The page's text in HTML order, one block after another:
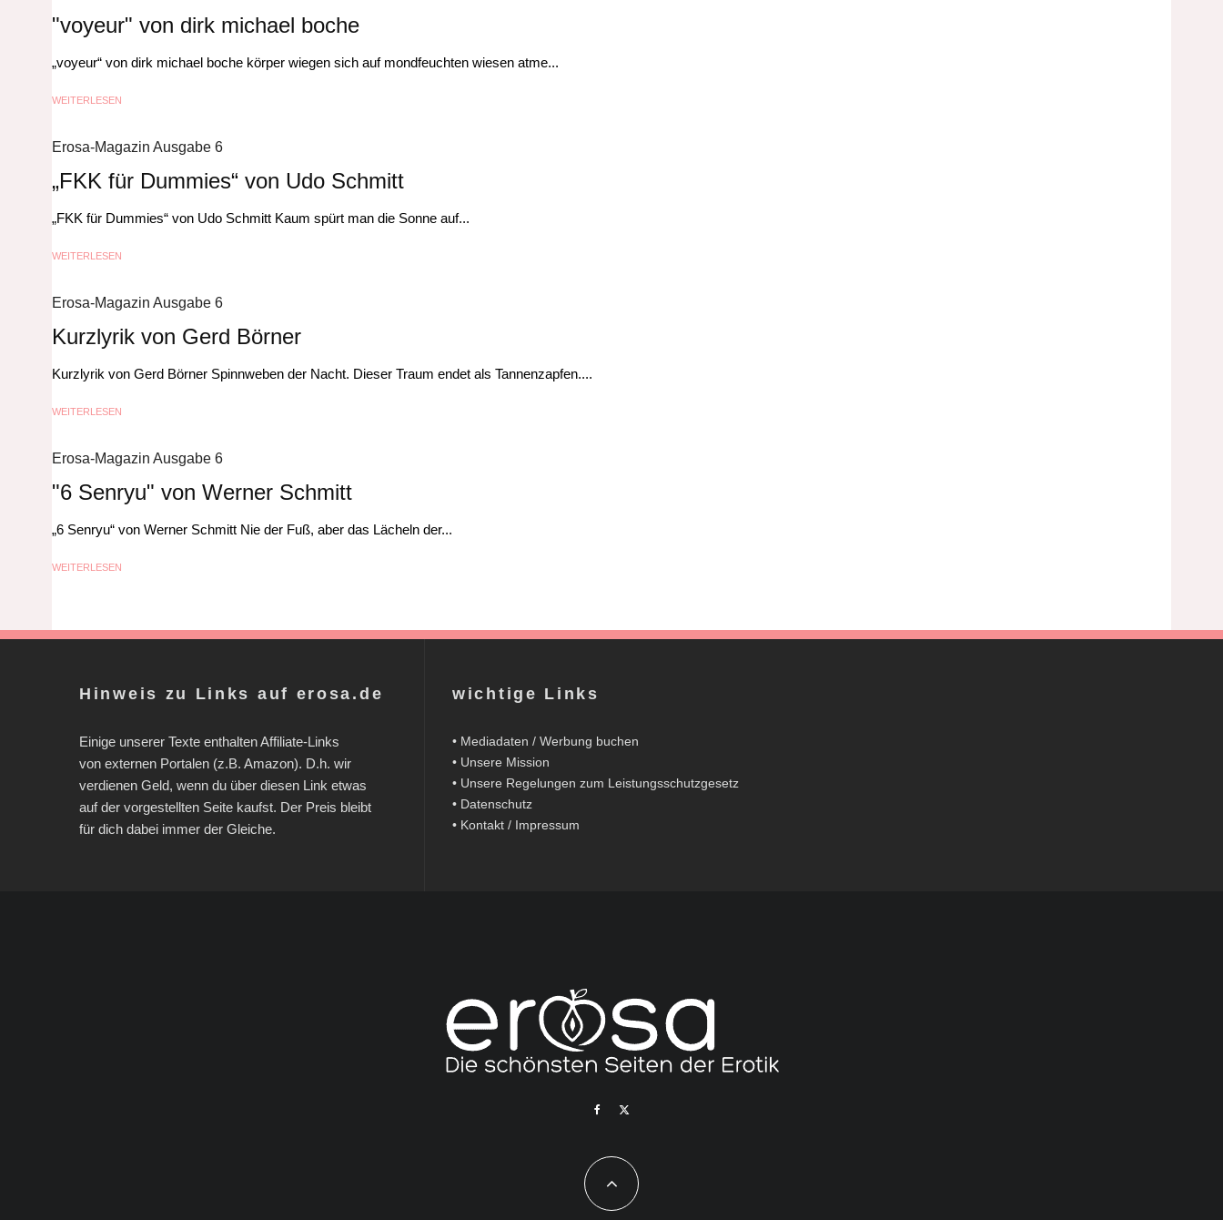
"voyeur" von dirk michael boche
„voyeur“ von dirk michael boche körper wiegen sich auf mondfeuchten wiesen atme...
WEITERLESEN
Erosa-Magazin Ausgabe 6
„FKK für Dummies“ von Udo Schmitt
„FKK für Dummies“ von Udo Schmitt Kaum spürt man die Sonne auf...
WEITERLESEN
Erosa-Magazin Ausgabe 6
Kurzlyrik von Gerd Börner
Kurzlyrik von Gerd Börner Spinnweben der Nacht. Dieser Traum endet als Tannenzapfen....
WEITERLESEN
Erosa-Magazin Ausgabe 6
"6 Senryu" von Werner Schmitt
„6 Senryu“ von Werner Schmitt Nie der Fuß, aber das Lächeln der...
WEITERLESEN
Hinweis zu Links auf erosa.de
Einige unserer Texte enthalten Affiliate-Links
von externen Portalen (z.B. Amazon). D.h. wir
verdienen Geld, wenn du über diesen Link etwas
auf der vorgestellten Seite kaufst. Der Preis bleibt
für dich dabei immer der Gleiche.
wichtige Links
• Mediadaten / Werbung buchen
• Unsere Mission
• Unsere Regelungen zum Leistungsschutzgesetz
• Datenschutz
• Kontakt / Impressum